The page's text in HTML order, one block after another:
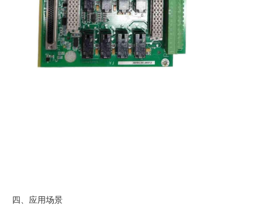
四、应用场景